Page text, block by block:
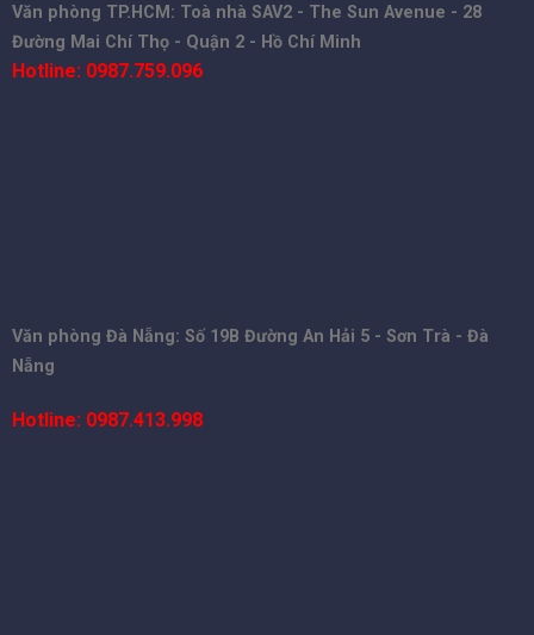
Văn phòng TP.HCM: Toà nhà SAV2 - The Sun Avenue - 28
Đường Mai Chí Thọ - Quận 2 - Hồ Chí Minh
Hotline: 0987.759.096
Văn phòng Đà Nẵng: Số 19B Đường An Hải 5 - Sơn Trà - Đà
Nẵng
Hotline: 0987.413.998